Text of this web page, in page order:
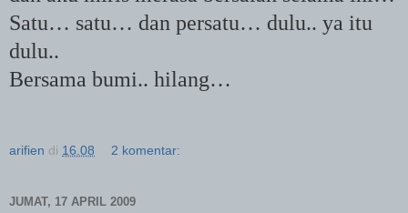
Satu… satu… dan persatu… dulu.. ya itu
dulu..
Bersama bumi.. hilang…
arifien di 16.08 2 komentar:
JUMAT, 17 APRIL 2009